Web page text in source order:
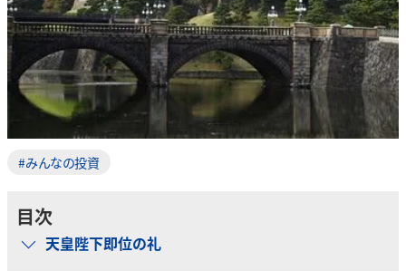
#みんなの投資
目次
天皇陛下即位の礼